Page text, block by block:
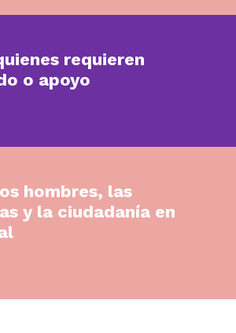
requieren
o apoyo
hombres, las
y la ciudadanía en